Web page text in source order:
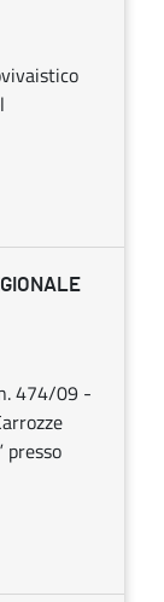
474/09 -
presso